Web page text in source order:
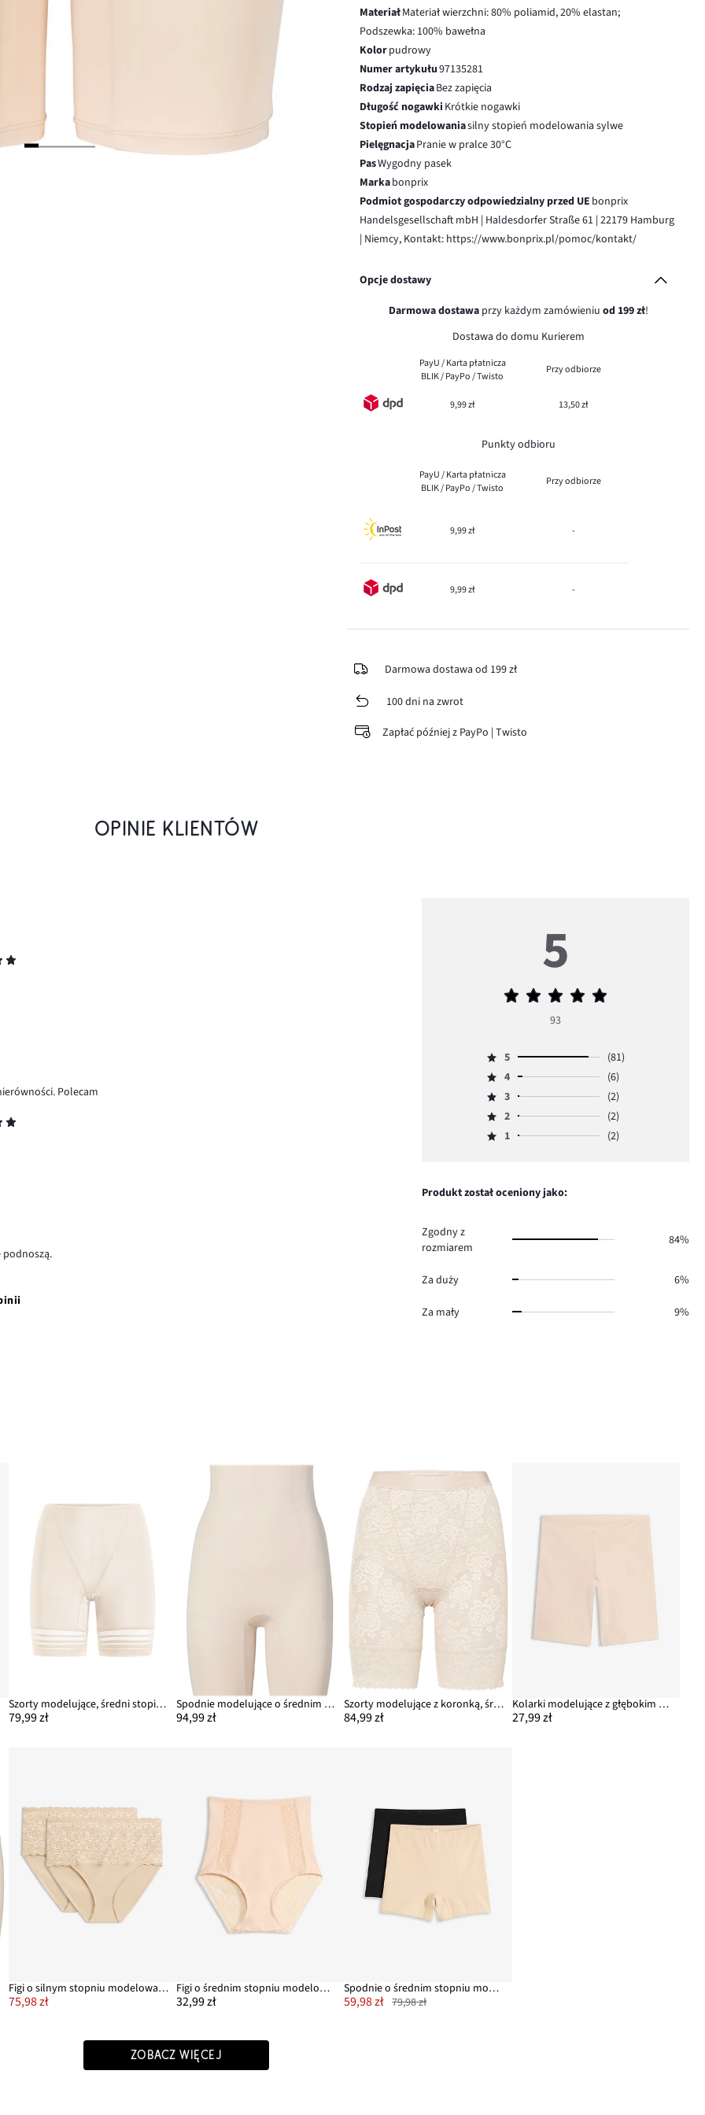
MateriałMateriał wierzchni: 80% poliamid, 20% elastan;
Podszewka: 100% bawełna
Kolorpudrowy
Numer artykułu97135281
Rodzaj zapięciaBez zapięcia
Długość nogawki Krótkie nogawki
Stopień modelowaniasilny stopień modelowania sylwe
PielęgnacjaPranie w pralce 30°C
PasWygodny pasek
Markabonprix
Podmiot gospodarczy odpowiedzialny przed UE bonprix
Handelsgesellschaft mbH | Haldesdorfer Straße 61 | 22179 Hamburg
| Niemcy, Kontakt: https://www.bonprix.pl/pomoc/kontakt/
Opcje dostawy
Darmowa dostawaprzy każdym zamówieniu od 199 zł!
Dostawa do domu Kurierem
PayU / Karta płatnicza
BLIK / PayPo / Twisto
Przy odbiorze
9,99 zł 13,50 zł
Punkty odbioru
PayU / Karta płatnicza
BLIK / PayPo / Twisto
Przy odbiorze
9,99 zł -
9,99 zł -
Darmowa dostawa od 199 zł
100 dni na zwrot
Zapłać później z PayPo | Twisto
OPINIE KLIENTÓW
Polecam
5
Średnia
5
93
Ocena
5,
ilość
głosów
5
(81)
Ocena
4,
ilość
głosów
4
(6)
Ocena
3,
ilość
3
(2)
Ocena
2,
2.
2
(2)
Ocena
głosów
1 (2)
Produkt został oceniony jako:
Zgodny z
rozmiarem
84%
Za duży 6%
Za mały 9%
Szorty modelujące, średni stopień modelowania sylwetki
79,99 zł
Spodnie modelujące o średnim stopniu modelowania sylwetki
94,99 zł
Szorty modelujące z koronką, średni stopień modelowania sylwetki
84,99 zł
Kolarki modelujące z głębokim wycięciem z tyłu
27,99 zł
Figi o silnym stopniu modelowania sylwetki (2 pary)
75,98 zł
Figi o średnim stopniu modelowania, z koronką
32,99 zł
Spodnie o średnim stopniu modelowania sylwetki (2 szt.)
59,98 zł 79,98 zł
ZOBACZ WIĘCEJ